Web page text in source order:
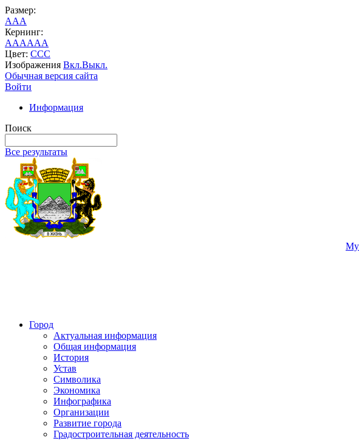
Размер:
AAA
Кернинг:
AAAAAA
Цвет: CCC
Изображения Вкл.Выкл.
Обычная версия сайта
Войти
Информация
Поиск
Все результаты
Город
Актуальная информация
Общая информация
История
Устав
Символика
Экономика
Инфографика
Организации
Развитие города
Градостроительная деятельность